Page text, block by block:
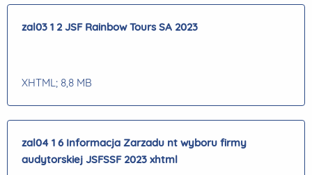
zal03 1 2 JSF Rainbow Tours SA 2023
XHTML; 8,8 MB
zal04 1 6 Informacja Zarzadu nt wyboru firmy
audytorskiej JSFSSF 2023 xhtml